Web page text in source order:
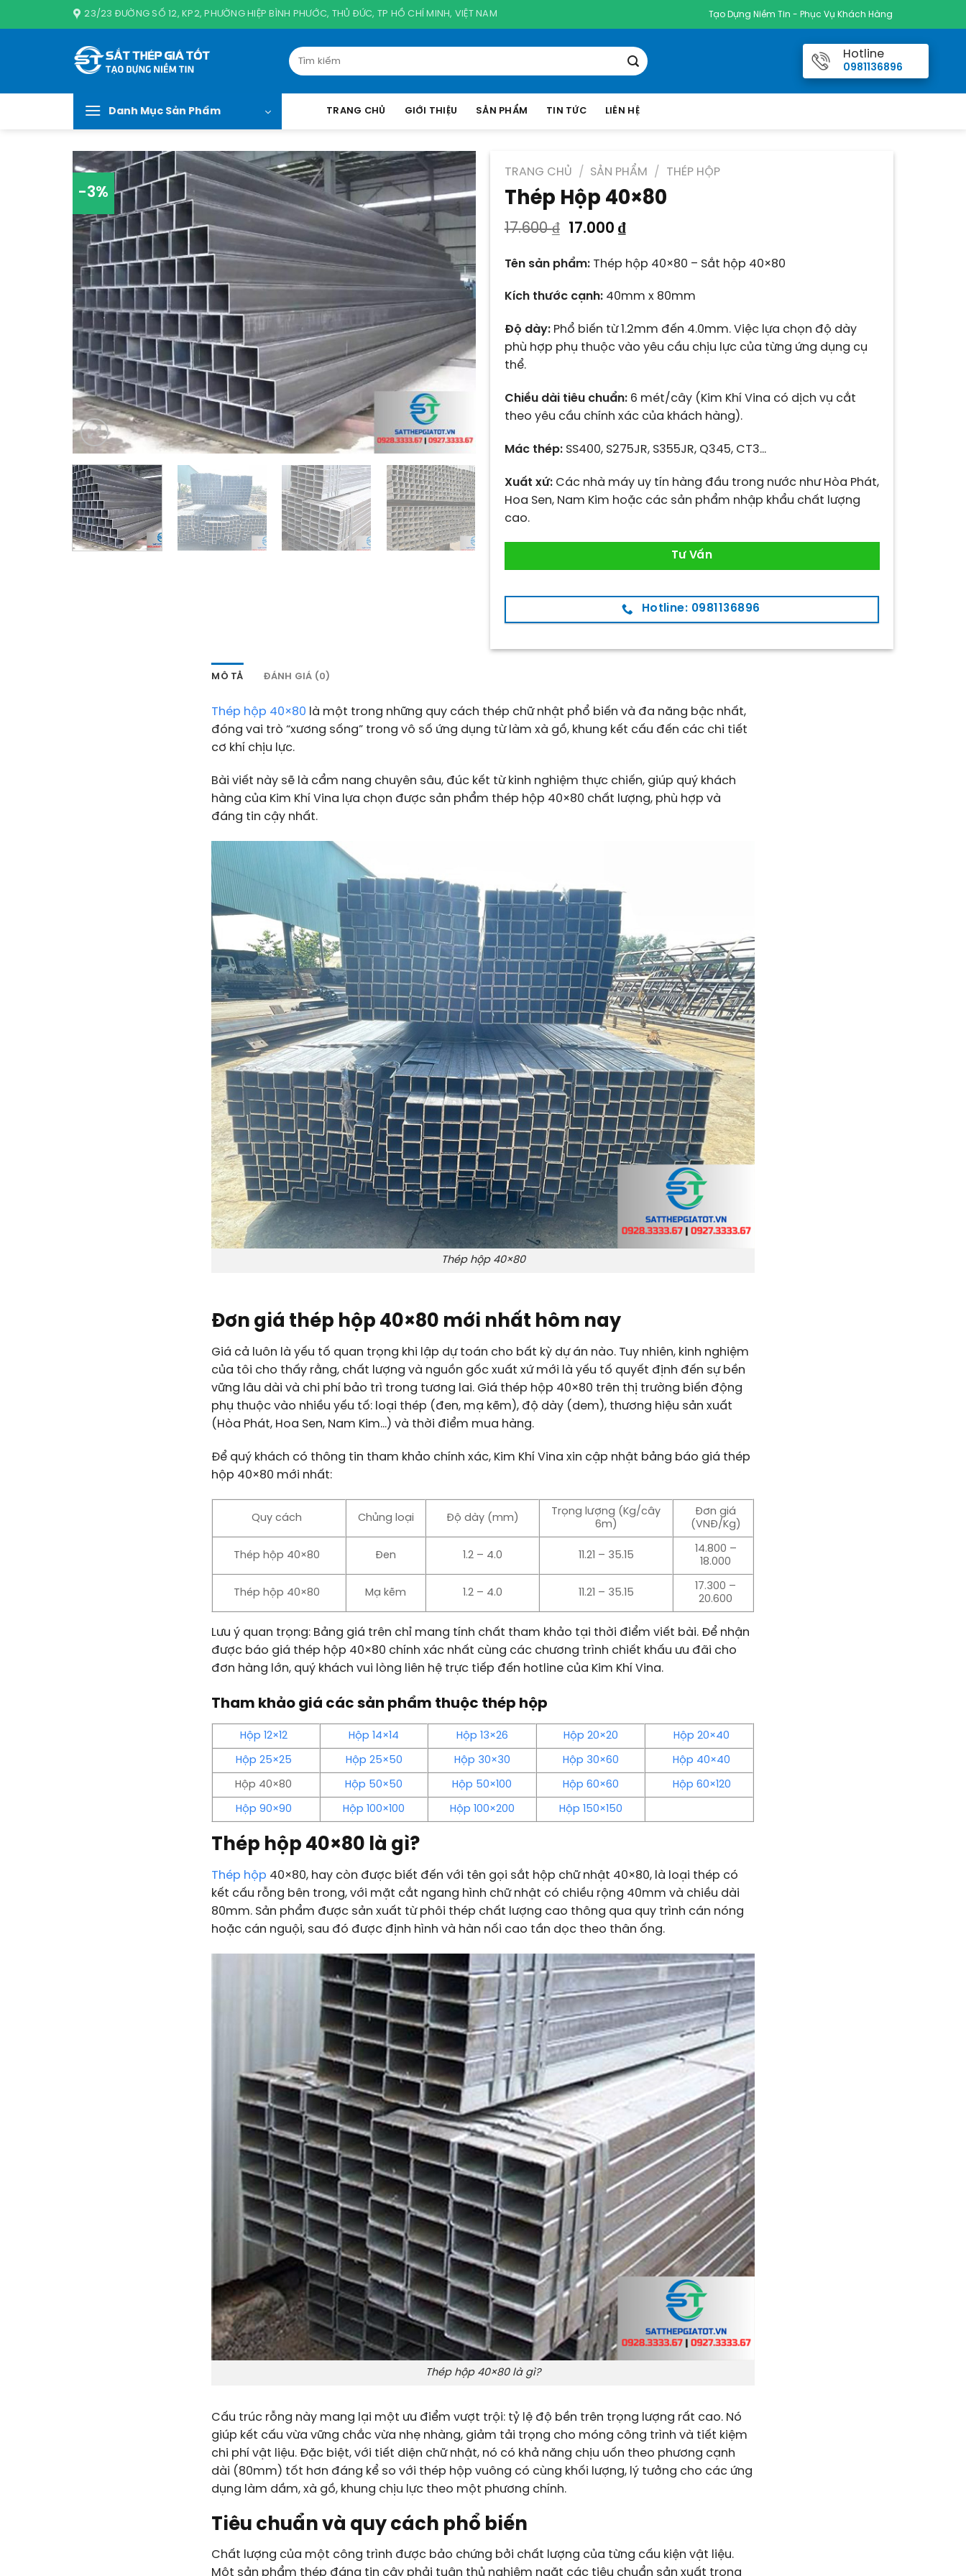
đến
23/23 ĐƯỜNG SỐ 12, KP2, PHƯỜNG HIỆP BÌNH PHƯỚC, THỦ ĐỨC, TP HỒ CHÍ MINH, VIỆT NAM Tạo Dựng Niềm Tin - Phục Vụ Khách Hàng
Tìm
kiếm:
Hotline
0981136896
Danh Mục Sản Phẩm TRANG CHỦ GIỚI THIỆU SẢN PHẨM TIN TỨC LIÊN HỆ
-3%
TRANG CHỦ / SẢN PHẨM / THÉP HỘP
Thép Hộp 40×80
17.600₫
Giá
là:
17.600 ₫.
17.000₫Giá
tại
là:
Tên sản phẩm:Thép hộp 40×80 – Sắt hộp 40×80
Kích thước cạnh:40mm x 80mm
Độ dày:Phổ biến từ 1.2mm đến 4.0mm. Việc lựa chọn độ dày
phù hợp phụ thuộc vào yêu cầu chịu lực của từng ứng dụng cụ
thể.
Chiều dài tiêu chuẩn:6 mét/cây (Kim Khí Vina có dịch vụ cắt
theo yêu cầu chính xác của khách hàng).
Mác thép:SS400, S275JR, S355JR, Q345, CT3…
Xuất xứ:Các nhà máy uy tín hàng đầu trong nước như Hòa Phát,
Hoa Sen, Nam Kim hoặc các sản phẩm nhập khẩu chất lượng
cao.
Tư Vấn
Hotline: 0981136896
MÔ TẢ ĐÁNH GIÁ (0)
Thép hộp 40×80 là một trong những quy cách thép chữ nhật phổ biến và đa năng bậc nhất,
đóng vai trò “xương sống” trong vô số ứng dụng từ làm xà gồ, khung kết cấu đến các chi tiết
cơ khí chịu lực.
Bài viết này sẽ là cẩm nang chuyên sâu, đúc kết từ kinh nghiệm thực chiến, giúp quý khách
hàng của Kim Khí Vina lựa chọn được sản phẩm thép hộp 40×80 chất lượng, phù hợp và
đáng tin cậy nhất.
Thép hộp 40×80
Đơn giá thép hộp 40×80 mới nhất hôm nay
Giá cả luôn là yếu tố quan trọng khi lập dự toán cho bất kỳ dự án nào. Tuy nhiên, kinh nghiệm
của tôi cho thấy rằng, chất lượng và nguồn gốc xuất xứ mới là yếu tố quyết định đến sự bền
vững lâu dài và chi phí bảo trì trong tương lai. Giá thép hộp 40×80 trên thị trường biến động
phụ thuộc vào nhiều yếu tố: loại thép (đen, mạ kẽm), độ dày (dem), thương hiệu sản xuất
(Hòa Phát, Hoa Sen, Nam Kim…) và thời điểm mua hàng.
Để quý khách có thông tin tham khảo chính xác, Kim Khí Vina xin cập nhật bảng báo giá thép
hộp 40×80 mới nhất:
Quy cách Chủng loại Độ dày (mm)
Trọng lượng (Kg/cây
6m)
Đơn giá
(VNĐ/Kg)
Thép hộp 40×80 Đen 1.2 – 4.0 11.21 – 35.15
14.800 –
18.000
Thép hộp 40×80 Mạ kẽm 1.2 – 4.0 11.21 – 35.15
17.300 –
20.600
Lưu ý quan trọng: Bảng giá trên chỉ mang tính chất tham khảo tại thời điểm viết bài. Để nhận
được báo giá thép hộp 40×80 chính xác nhất cùng các chương trình chiết khấu ưu đãi cho
đơn hàng lớn, quý khách vui lòng liên hệ trực tiếp đến hotline của Kim Khí Vina.
Tham khảo giá các sản phẩm thuộc thép hộp
Hộp 12×12 Hộp 14×14 Hộp 13×26 Hộp 20×20 Hộp 20×40
Hộp 25×25 Hộp 25×50 Hộp 30×30 Hộp 30×60 Hộp 40×40
Hộp 40×80 Hộp 50×50 Hộp 50×100 Hộp 60×60 Hộp 60×120
Hộp 90×90 Hộp 100×100 Hộp 100×200 Hộp 150×150
Thép hộp 40×80 là gì?
Thép hộp 40×80, hay còn được biết đến với tên gọi sắt hộp chữ nhật 40×80, là loại thép có
kết cấu rỗng bên trong, với mặt cắt ngang hình chữ nhật có chiều rộng 40mm và chiều dài
80mm. Sản phẩm được sản xuất từ phôi thép chất lượng cao thông qua quy trình cán nóng
hoặc cán nguội, sau đó được định hình và hàn nối cao tần dọc theo thân ống.
Thép hộp 40×80 là gì?
Cấu trúc rỗng này mang lại một ưu điểm vượt trội: tỷ lệ độ bền trên trọng lượng rất cao. Nó
giúp kết cấu vừa vững chắc vừa nhẹ nhàng, giảm tải trọng cho móng công trình và tiết kiệm
chi phí vật liệu. Đặc biệt, với tiết diện chữ nhật, nó có khả năng chịu uốn theo phương cạnh
dài (80mm) tốt hơn đáng kể so với thép hộp vuông có cùng khối lượng, lý tưởng cho các ứng
dụng làm dầm, xà gồ, khung chịu lực theo một phương chính.
Tiêu chuẩn và quy cách phổ biến
Chất lượng của một công trình được bảo chứng bởi chất lượng của từng cấu kiện vật liệu.
Một sản phẩm thép đáng tin cậy phải tuân thủ nghiêm ngặt các tiêu chuẩn sản xuất trong